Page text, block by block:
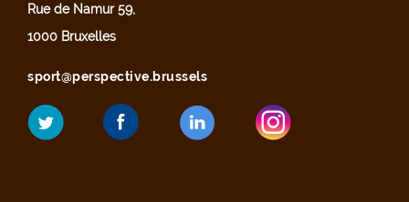
Rue de Namur 59,
1000 Bruxelles
sport@perspective.brussels